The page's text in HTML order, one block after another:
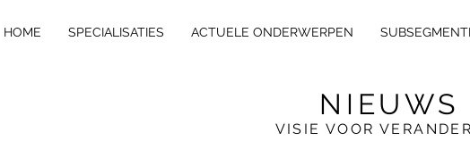
HOME SPECIALISATIES ACTUELE ONDERWERPEN
NIEUWS
VISIE VOOR